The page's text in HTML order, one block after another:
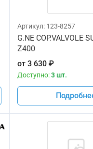
Артикул: 123-8257
G.NE COP.VALVOLE
Z400
от 3 630 ₽
Доступно:3 шт.